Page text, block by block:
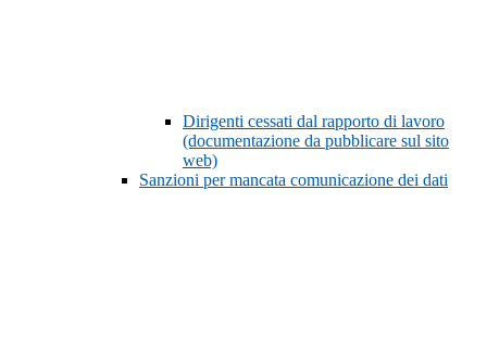
Dirigenti cessati dal rapporto di lavoro
(documentazione da pubblicare sul sito
web)
Sanzioni per mancata comunicazione dei dati